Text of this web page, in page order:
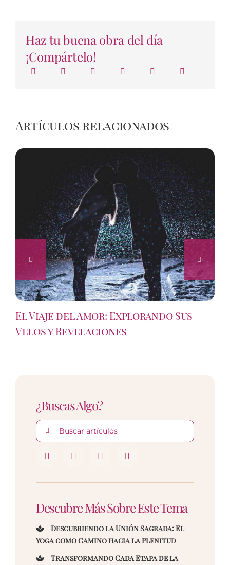
Haz tu buena obra del día
¡Compártelo!
Artículos relacionados
El Viaje del Amor: Explorando Sus
Velos y Revelaciones
¿Buscas Algo?
Buscar:
Descubre Más Sobre Este Tema
Descubriendo la Unión Sagrada: El
Yoga como Camino hacia la Plenitud
Transformando Cada Etapa de la